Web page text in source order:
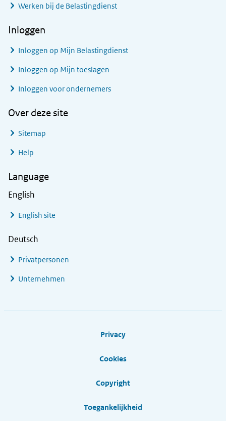
Werken bij de Belastingdienst
Inloggen
Inloggen op Mijn Belastingdienst
Inloggen op Mijn toeslagen
Inloggen voor ondernemers
Over deze site
Sitemap
Help
Language
English
English site
Deutsch
Privatpersonen
Unternehmen
Privacy
Cookies
Copyright
Toegankelijkheid